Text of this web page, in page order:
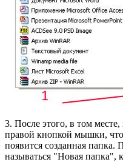
3. После этого, в том
правой кнопкой мышки,
появится созданная
называться "Новая папка",